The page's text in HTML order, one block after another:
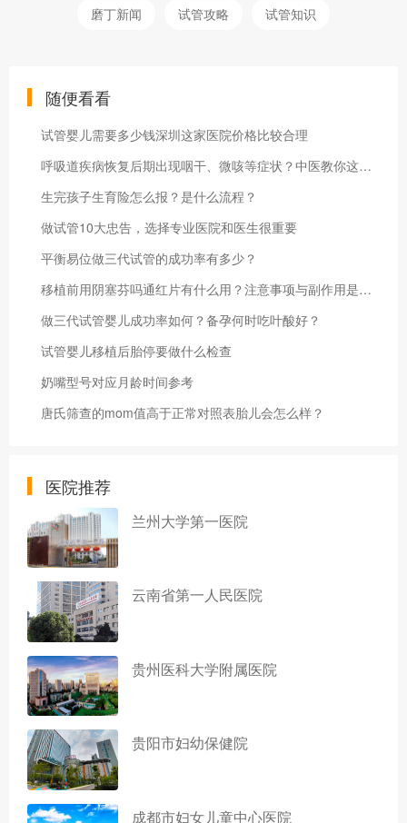
磨丁新闻 试管攻略 试管知识
随便看看
试管婴儿需要多少钱深圳这家医院价格比较合理
呼吸道疾病恢复后期出现咽干、微咳等症状？中医教你这样缓解
生完孩子生育险怎么报？是什么流程？
做试管10大忠告，选择专业医院和医生很重要
平衡易位做三代试管的成功率有多少？
移植前用阴塞芬吗通红片有什么用？注意事项与副作用是什么？
做三代试管婴儿成功率如何？备孕何时吃叶酸好？
试管婴儿移植后胎停要做什么检查
奶嘴型号对应月龄时间参考
唐氏筛查的mom值高于正常对照表胎儿会怎么样？
医院推荐
兰州大学第一医院
云南省第一人民医院
贵州医科大学附属医院
贵阳市妇幼保健院
成都市妇女儿童中心医院